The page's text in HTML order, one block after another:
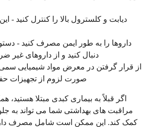
دیابت و کلسترول بالا را کنترل کنید -
داروها را به طور ایمن مصرف کنید -
دنبال کنید و از داروهای غیر
از قرار گرفتن در معرض مواد شیمیایی سمی
صورت لزوم از تجهیزات
اگر قبلاً به بیماری کبدی مبتلا هستید،
مراقبت های بهداشتی شما می تواند به
کمک کند. این ممکن است شامل مصرف